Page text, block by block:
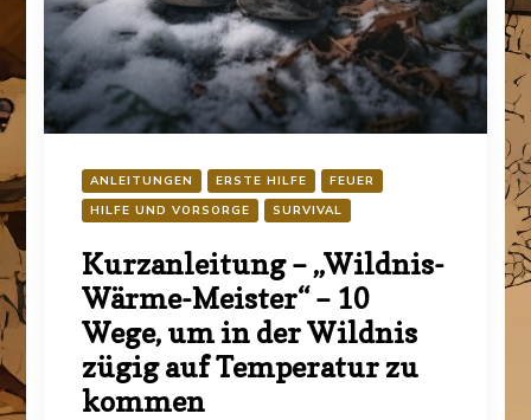
ANLEITUNGEN ERSTE HILFE
FEUER
HILFE UND VORSORGE
SURVIVAL
Kurzanleitung – „Wildnis-
Wärme-Meister“ – 10
Wege, um in der Wildnis
zügig auf Temperatur zu
kommen